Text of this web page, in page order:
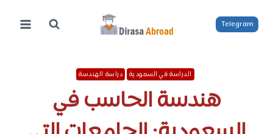
المحتوى
Telegram
الدراسة في السعودية دراسة الهندسة
هندسة الحاسب في